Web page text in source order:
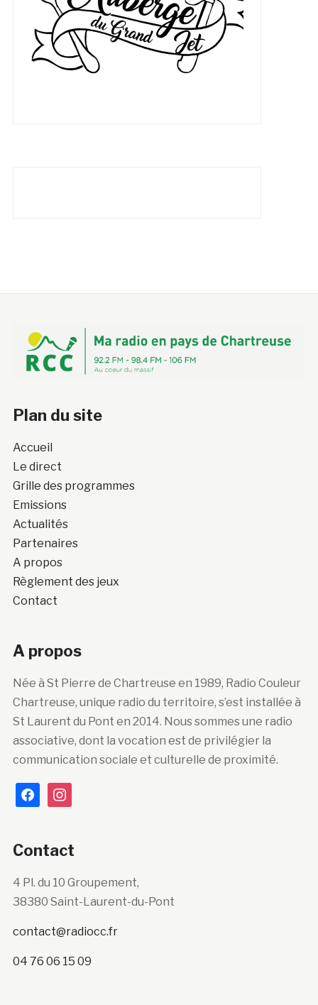
Plan du site
Accueil
Le direct
Grille des programmes
Emissions
Actualités
Partenaires
A propos
Règlement des jeux
Contact
A propos
Née à St Pierre de Chartreuse en 1989, Radio Couleur
Chartreuse, unique radio du territoire, s’est installée à
St Laurent du Pont en 2014. Nous sommes une radio
associative, dont la vocation est de privilégier la
communication sociale et culturelle de proximité.
facebookinstagram
Contact
4 Pl. du 10 Groupement,
38380 Saint-Laurent-du-Pont
contact@radiocc.fr
04 76 06 15 09